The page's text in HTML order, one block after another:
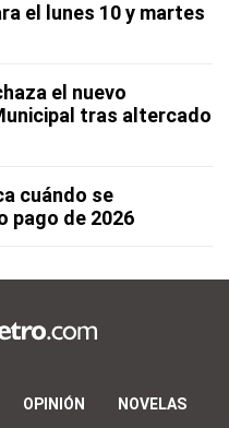
el lunes 10 y martes
el nuevo
tras altercado
cuándo se
pago de 2026
OPINIÓN NOVELAS